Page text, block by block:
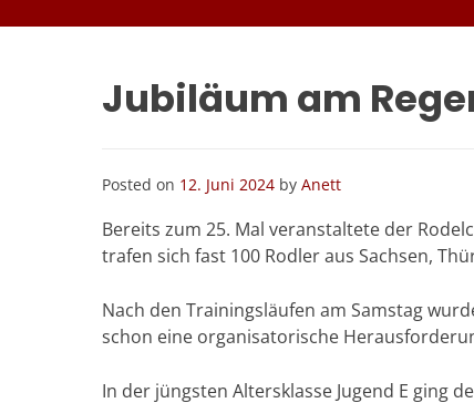
Jubiläum am
Posted on 12. Juni 2024 by Anett
Bereits zum 25. Mal veranstaltete der
trafen sich fast 100 Rodler aus Sachsen,
Nach den Trainingsläufen am Samstag
schon eine organisatorische
In der jüngsten Altersklasse Jugend E ging